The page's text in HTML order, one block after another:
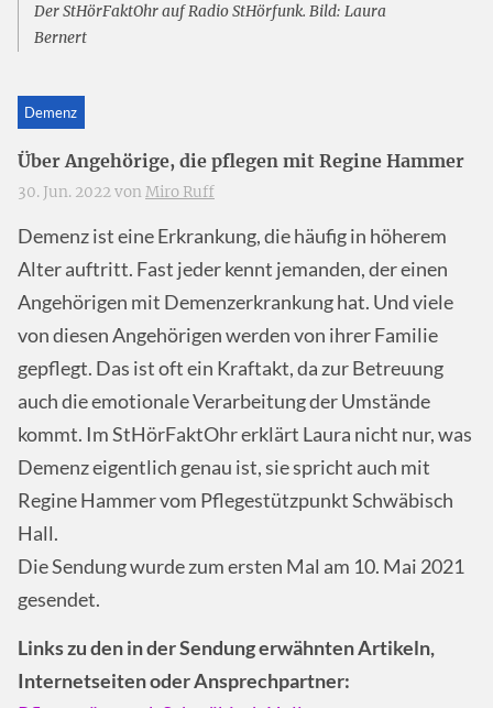
Der StHörFaktOhr auf Radio StHörfunk. Bild: Laura
Bernert
Demenz
Über Angehörige, die pflegen mit Regine Hammer
30. Jun. 2022 von Miro Ruff
Demenz ist eine Erkrankung, die häufig in höherem
Alter auftritt. Fast jeder kennt jemanden, der einen
Angehörigen mit Demenzerkrankung hat. Und viele
von diesen Angehörigen werden von ihrer Familie
gepflegt. Das ist oft ein Kraftakt, da zur Betreuung
auch die emotionale Verarbeitung der Umstände
kommt. Im StHörFaktOhr erklärt Laura nicht nur, was
Demenz eigentlich genau ist, sie spricht auch mit
Regine Hammer vom Pflegestützpunkt Schwäbisch
Hall.
Die Sendung wurde zum ersten Mal am 10. Mai 2021
gesendet.
Links zu den in der Sendung erwähnten Artikeln,
Internetseiten oder Ansprechpartner: